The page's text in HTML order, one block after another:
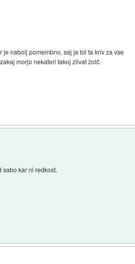
nabolj pomembno, saj je bil ta kriv za vse
morjo nekateri takoj zlivat žolč.
kar ni redkost.